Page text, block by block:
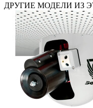
ДРУГИЕ МОДЕЛИ ИЗ